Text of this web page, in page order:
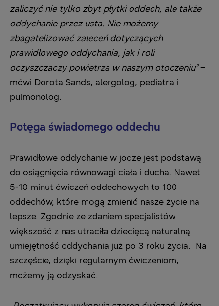
zaliczyć nie tylko zbyt płytki oddech, ale także
oddychanie przez usta. Nie możemy
zbagatelizować zaleceń dotyczących
prawidłowego oddychania, jak i roli
oczyszczaczy powietrza w naszym otoczeniu”–
mówi Dorota Sands, alergolog, pediatra i
pulmonolog.
Potęga świadomego oddechu
Prawidłowe oddychanie w jodze jest podstawą
do osiągnięcia równowagi ciała i ducha. ​Nawet
5-10 minut ćwiczeń oddechowych to 100
oddechów, które mogą zmienić nasze życie na
lepsze. Zgodnie ze zdaniem specjalistów
większość z nas utraciła dziecięcą naturalną
umiejętność oddychania już po 3 roku życia. Na
szczęście, dzięki regularnym ćwiczeniom,
możemy ją odzyskać.